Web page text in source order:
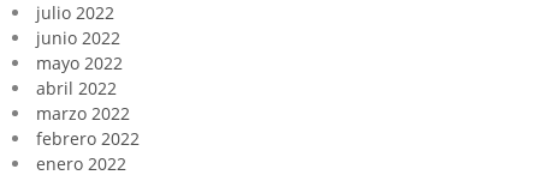
julio 2022
junio 2022
mayo 2022
abril 2022
marzo 2022
febrero 2022
enero 2022